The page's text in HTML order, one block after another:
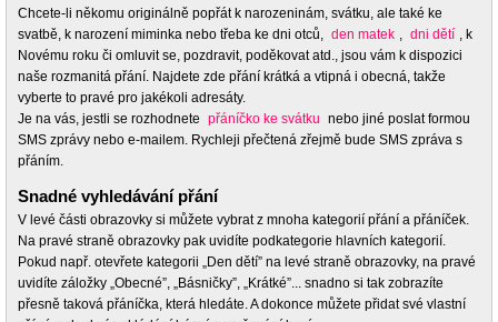
Chcete-li někomu originálně popřát k narozeninám, svátku, ale také ke
svatbě, k narození miminka nebo třeba ke dni otců, den matek , dni dětí , k
Novému roku či omluvit se, pozdravit, poděkovat atd., jsou vám k dispozici
naše rozmanitá přání. Najdete zde přání krátká a vtipná i obecná, takže
vyberte to pravé pro jakékoli adresáty.
Je na vás, jestli se rozhodnete přáníčko ke svátku nebo jiné poslat formou
SMS zprávy nebo e-mailem. Rychleji přečtená zřejmě bude SMS zpráva s
přáním.
Snadné vyhledávání přání
V levé části obrazovky si můžete vybrat z mnoha kategorií přání a přáníček.
Na pravé straně obrazovky pak uvidíte podkategorie hlavních kategorií.
Pokud např. otevřete kategorii „Den dětí” na levé straně obrazovky, na pravé
uvidíte záložky „Obecné”, „Básničky”, „Krátké”... snadno si tak zobrazíte
přesně taková přáníčka, která hledáte. A dokonce můžete přidat své vlastní